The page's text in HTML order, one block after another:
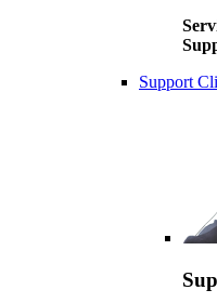
Support